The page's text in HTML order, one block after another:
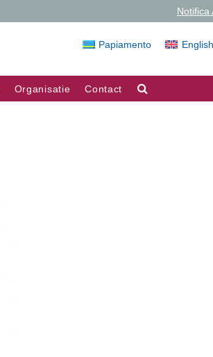
Notifica
Papiamento English
Organisatie Contact